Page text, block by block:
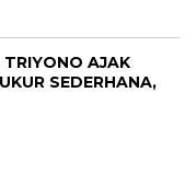
TRIYONO AJAK
SEDERHANA,